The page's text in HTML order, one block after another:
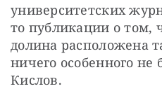
университетских
то публикации о том,
долина расположена
ничего особенного
Кислов.